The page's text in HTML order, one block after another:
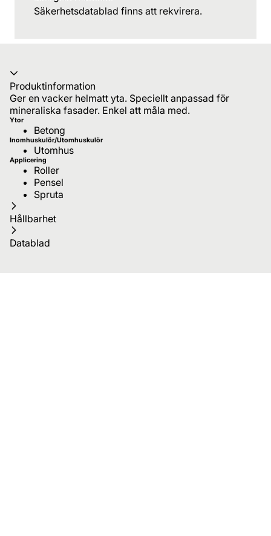
Säkerhetsdatablad finns att rekvirera.
Produktinformation
Ger en vacker helmatt yta. Speciellt anpassad för
mineraliska fasader. Enkel att måla med.
Ytor
Betong
Inomhuskulör/Utomhuskulör
Utomhus
Applicering
Roller
Pensel
Spruta
Hållbarhet
Datablad